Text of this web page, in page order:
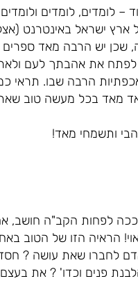
– לומדים, לומדים
ישראל באינטרנט
שכן יש הרבה מאד ספרים
את אהבתך לעם
הרבה שבו. תראי
מאד בכל מעשה טוב
ותשמחי מאד!
לפחות הקב"ה חושב,
הראיה הזו של הטוב
לחברו שאת עושה ?
פנים וכדו' ? את